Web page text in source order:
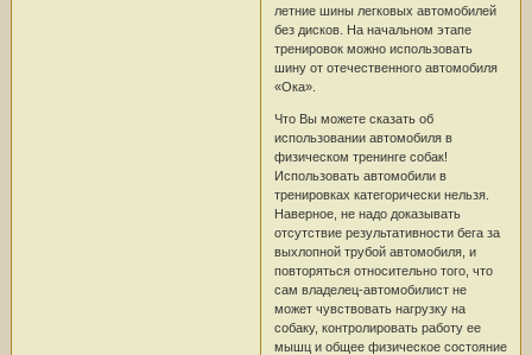
летние шины легковых автомобилей
без дисков. На начальном этапе
тренировок можно использовать
шину от отечественного автомобиля
«Ока».
Что Вы можете сказать об
использовании автомобиля в
физическом тренинге собак!
Использовать автомобили в
тренировках категорически нельзя.
Наверное, не надо доказывать
отсутствие результативности бега за
выхлопной трубой автомобиля, и
повторяться относительно того, что
сам владелец-автомобилист не
может чувствовать нагрузку на
собаку, контролировать работу ее
мышц и общее физическое состояние